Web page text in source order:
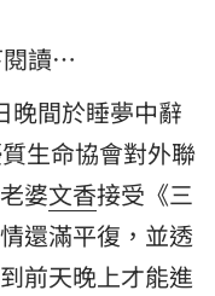
閱讀…
晚間於睡夢中辭
生命協會對外聯
婆文香接受《三
還滿平復，並透
前天晚上才能進